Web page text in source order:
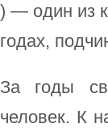
) — один из
годах,
За годы
человек. К